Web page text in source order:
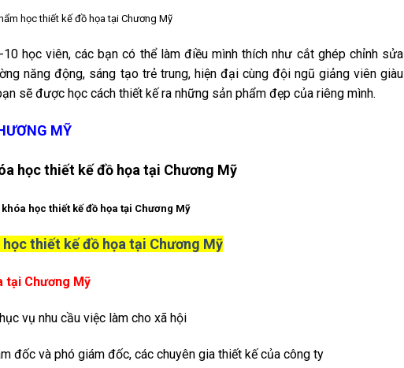
học thiết kế đồ họa tại Chương Mỹ
học viên, các bạn có thể làm điều mình thích như cắt ghép chỉnh sửa
năng động, sáng tạo trẻ trung, hiện đại cùng đội ngũ giảng viên giàu
sẽ được học cách thiết kế ra những sản phẩm đẹp của riêng mình.
MỸ
học thiết kế đồ họa tại Chương Mỹ
thiết kế đồ họa tại Chương Mỹ
tại Chương Mỹ
vụ nhu cầu việc làm cho xã hội
đốc và phó giám đốc, các chuyên gia thiết kế của công ty